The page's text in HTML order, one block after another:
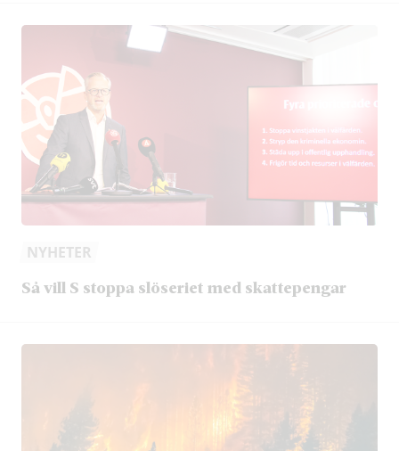
NYHETER
Så vill S stoppa slöseriet med skattepengar